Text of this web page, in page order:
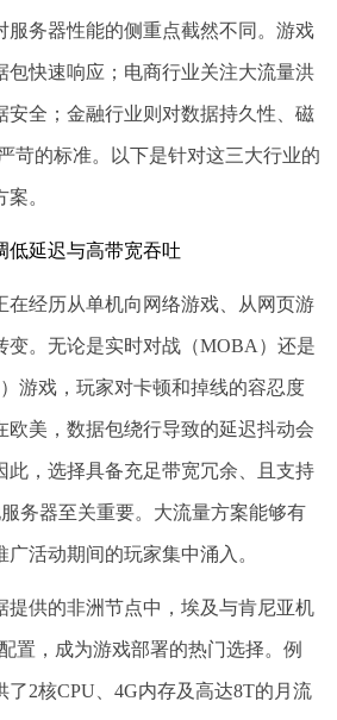
服务器性能的侧重点截然不同。游戏
包快速响应；电商行业关注大流量洪
安全；金融行业则对数据持久性、磁
苛的标准。以下是针对这三大行业的
。
低延迟与高带宽吞吐
在经历从单机向网络游戏、从网页游
变。无论是实时对战（MOBA）还是
游戏，玩家对卡顿和掉线的容忍度
欧美，数据包绕行导致的延迟抖动会
此，选择具备充足带宽冗余、且支持
务器至关重要。大流量方案能够有
活动期间的玩家集中涌入。
提供的非洲节点中，埃及与肯尼亚机
置，成为游戏部署的热门选择。例
了2核CPU、4G内存及高达8T的月流